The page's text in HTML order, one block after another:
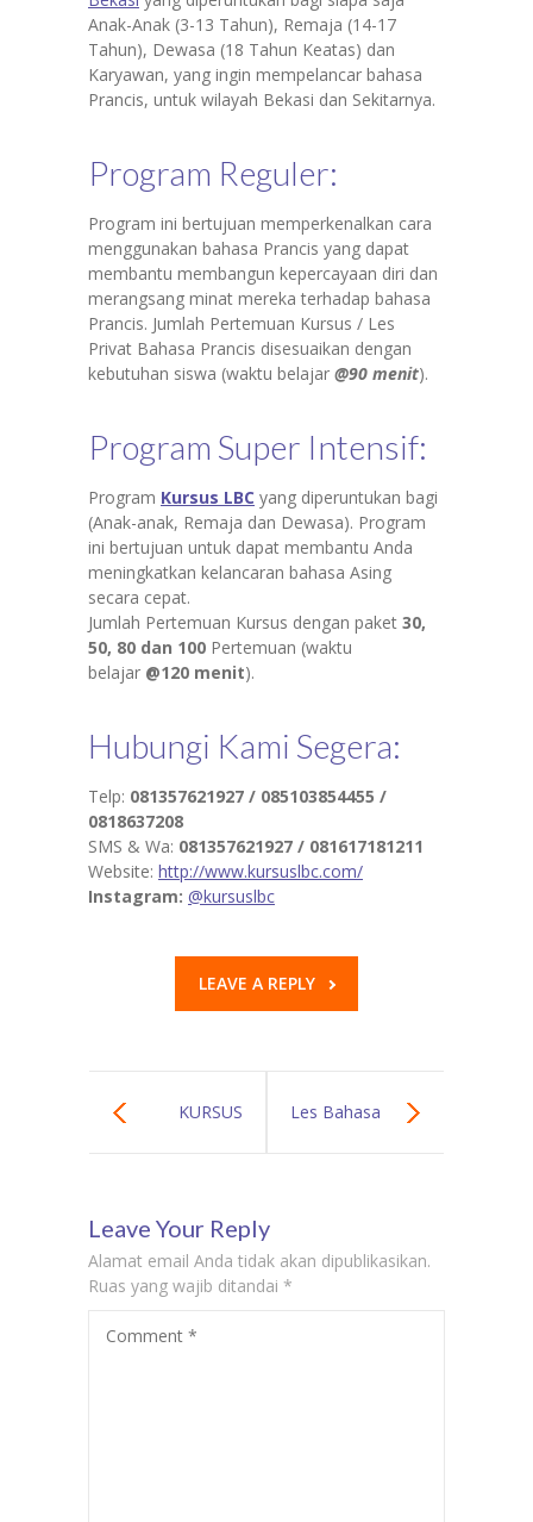
Anak-Anak (3-13 Tahun), Remaja (14-17
Tahun), Dewasa (18 Tahun Keatas) dan
Karyawan, yang ingin mempelancar bahasa
Prancis, untuk wilayah Bekasi dan Sekitarnya.
Program Reguler:
Program ini bertujuan memperkenalkan cara
menggunakan bahasa Prancis yang dapat
membantu membangun kepercayaan diri dan
merangsang minat mereka terhadap bahasa
Prancis. Jumlah Pertemuan Kursus / Les
Privat Bahasa Prancis disesuaikan dengan
kebutuhan siswa (waktu belajar @90 menit).
Program Super Intensif:
Program Kursus LBC yang diperuntukan bagi
(Anak-anak, Remaja dan Dewasa). Program
ini bertujuan untuk dapat membantu Anda
meningkatkan kelancaran bahasa Asing
secara cepat.
Jumlah Pertemuan Kursus dengan paket 30,
50, 80 dan 100 Pertemuan (waktu
belajar @120 menit).
Hubungi Kami Segera:
Telp: 081357621927 / 085103854455 /
0818637208
SMS & Wa: 081357621927 / 081617181211
Website: http://www.kursuslbc.com/
Instagram: @kursuslbc
LEAVE A REPLY
KURSUS
SPANYOL DI
JAKARTA TIMUR
GURU LES
Les Bahasa
Kursus Privat
Leave Your Reply
Alamat email Anda tidak akan dipublikasikan.
Ruas yang wajib ditandai *
Comment *